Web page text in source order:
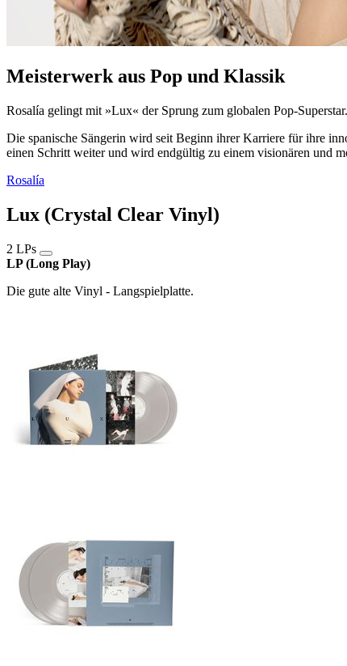
Meisterwerk aus Pop und Klassik
Rosalía gelingt mit »Lux« der Sprung zum globalen Pop-Superstar.
Die spanische Sängerin wird seit Beginn ihrer Karriere für ihre
einen Schritt weiter und wird endgültig zu einem visionären und
Rosalía
Lux (Crystal Clear Vinyl)
2 LPs
LP (Long Play)
Die gute alte Vinyl - Langspielplatte.